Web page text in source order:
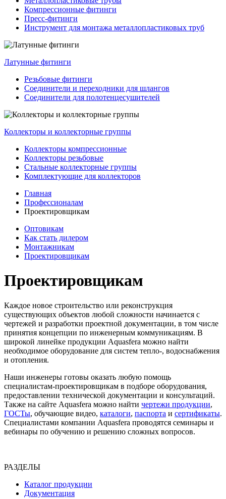
Компрессионные фитинги
Пресс-фитинги
Инструмент для монтажа металлопластиковых труб
Латунные фитинги
Резьбовые фитинги
Соединители и переходники для шлангов
Соединители для полотенцесушителей
Коллекторы и коллекторные группы
Коллекторы компрессионные
Коллекторы резьбовые
Стальные коллекторные группы
Комплектующие для коллекторов
Главная
Профессионалам
Проектировщикам
Оптовикам
Как стать дилером
Монтажникам
Проектировщикам
Проектировщикам
Каждое новое строительство или реконструкция
существующих объектов любой сложности начинается с
чертежей и разработки проектной документации, в том числе
принятия концепции по инженерным коммуникациям. В
широкой линейке продукции Aquasfera можно найти
необходимое оборудование для систем тепло-, водоснабжения
и отопления.
Наши инженеры готовы оказать любую помощь
специалистам-проектировщикам в подборе оборудования,
предоставлении технической документации и консультаций.
Также на сайте Aquasfera можно найти чертежи продукции,
ГОСТы, обучающие видео, каталоги, паспорта и сертификаты.
Специалистами компании Aquasfera проводятся семинары и
вебинары по обучению и решению сложных вопросов.
РАЗДЕЛЫ
Каталог продукции
Документация